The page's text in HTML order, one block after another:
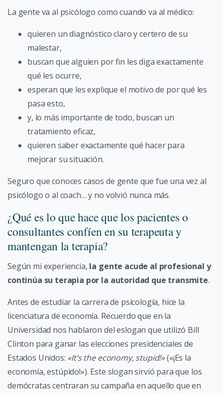
La gente va al psicólogo como cuando va al médico:
quieren un diagnóstico claro y certero de su
malestar,
buscan que alguien por fin les diga exactamente
qué les ocurre,
esperan que les explique el motivo de por qué les
pasa esto,
y, lo más importante de todo, buscan un
tratamiento eficaz,
quieren saber exactamente qué hacer para
mejorar su situación.
Seguro que conoces casos de gente que fue una vez al
psicólogo o al coach… y no volvió nunca más.
¿Qué es lo que hace que los pacientes o
consultantes confíen en su terapeuta y
mantengan la terapia?
Según mi experiencia, la gente acude al profesional y
continúa su terapia por la autoridad que transmite.
Antes de estudiar la carrera de psicología, hice la
licenciatura de economía. Recuerdo que en la
Universidad nos hablaron del eslogan que utilizó Bill
Clinton para ganar las elecciones presidenciales de
Estados Unidos: «It’s the economy, stupid!»(«¡Es la
economía, estúpido!»). Este slogan sirvió para que los
demócratas centraran su campaña en aquello que en